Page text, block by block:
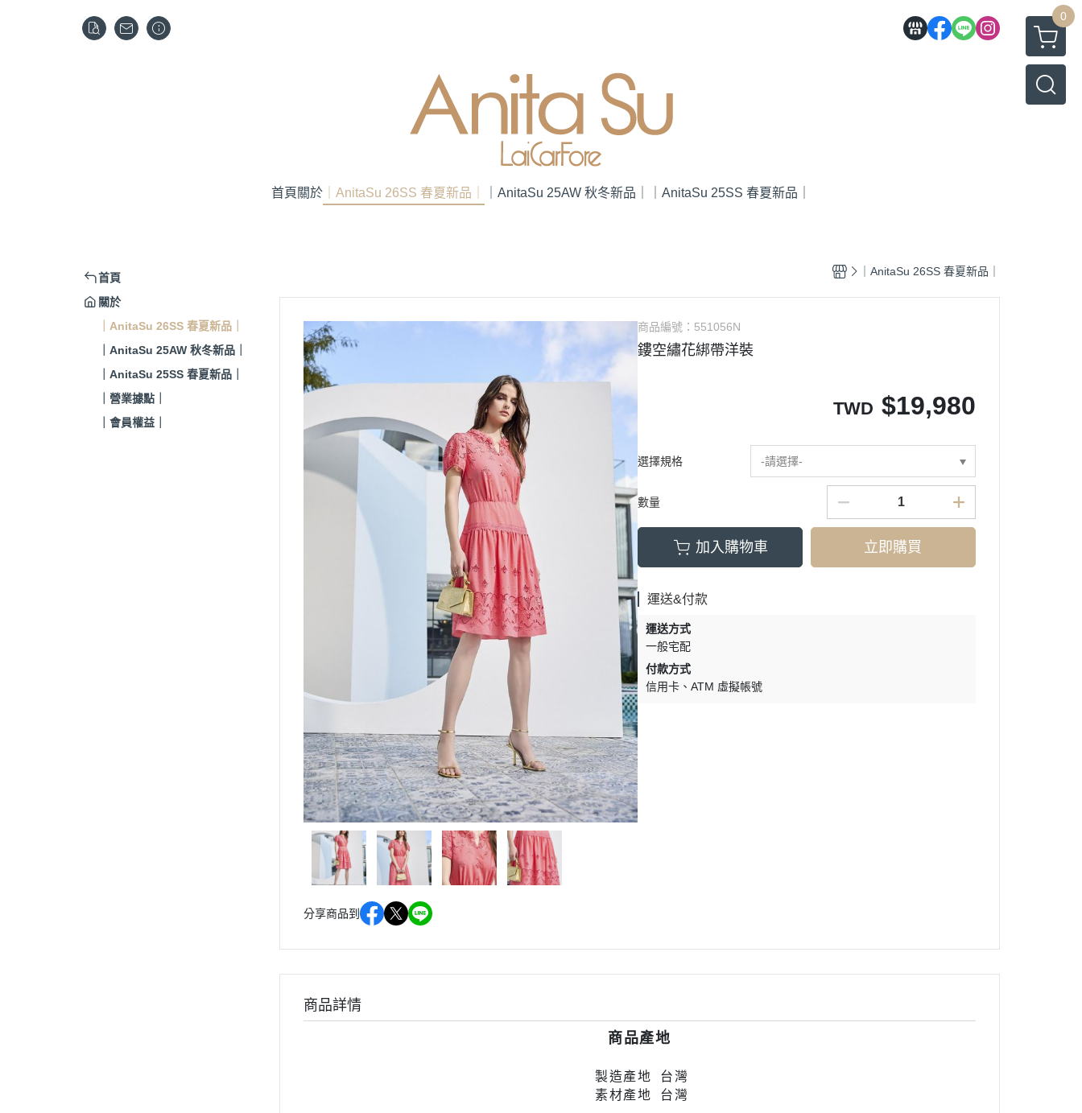
0
首頁 關於 ｜AnitaSu 26SS 春夏新品｜ ｜AnitaSu 25AW 秋冬新品｜ ｜AnitaSu 25SS 春夏新品｜
首頁
關於
｜AnitaSu 26SS 春夏新品｜
｜AnitaSu 25AW 秋冬新品｜
｜AnitaSu 25SS 春夏新品｜
｜營業據點｜
｜會員權益｜
｜AnitaSu 26SS 春夏新品｜
分享商品到
商品編號： 551056N
鏤空繡花綁帶洋裝
TWD $19,980
選擇規格 -請選擇-
數量
加入購物車 立即購買
運送&付款
運送方式
一般宅配
付款方式
信用卡
ATM 虛擬帳號
商品詳情
商品產地
製造產地 台灣
素材產地 台灣